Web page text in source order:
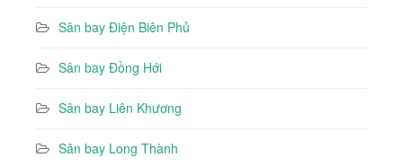
Sân bay Điện Biên Phủ
Sân bay Đồng Hới
Sân bay Liên Khương
Sân bay Long Thành